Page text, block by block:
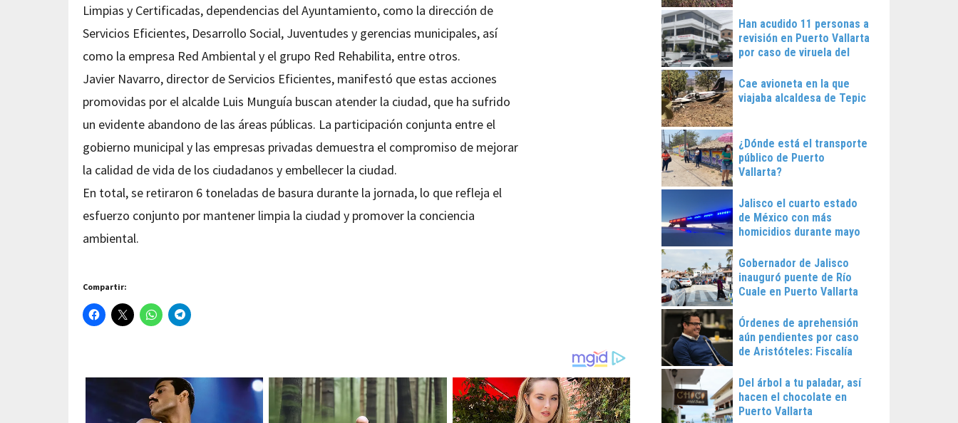
Limpias y Certificadas, dependencias del Ayuntamiento, como la dirección de
Servicios Eficientes, Desarrollo Social, Juventudes y gerencias municipales, así
como la empresa Red Ambiental y el grupo Red Rehabilita, entre otros.
Javier Navarro, director de Servicios Eficientes, manifestó que estas acciones
promovidas por el alcalde Luis Munguía buscan atender la ciudad, que ha sufrido
un evidente abandono de las áreas públicas. La participación conjunta entre el
gobierno municipal y las empresas privadas demuestra el compromiso de mejorar
la calidad de vida de los ciudadanos y embellecer la ciudad.
En total, se retiraron 6 toneladas de basura durante la jornada, lo que refleja el
esfuerzo conjunto por mantener limpia la ciudad y promover la conciencia
ambiental.
Compartir:
Han acudido 11 personas a
revisión en Puerto Vallarta
por caso de viruela del
Cae avioneta en la que
viajaba alcaldesa de Tepic
¿Dónde está el transporte
público de Puerto
Vallarta?
Jalisco el cuarto estado
de México con más
homicidios durante mayo
Gobernador de Jalisco
inauguró puente de Río
Cuale en Puerto Vallarta
Órdenes de aprehensión
aún pendientes por caso
de Aristóteles: Fiscalía
Del árbol a tu paladar, así
hacen el chocolate en
Puerto Vallarta